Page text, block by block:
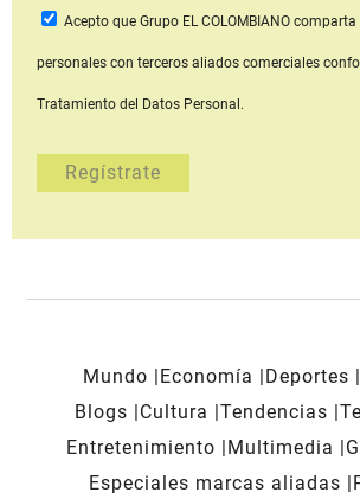
Acepto que Grupo EL COLOMBIANOcomparta
personales con terceros aliados comerciales
Tratamiento del Datos Personal.
Mundo Economía Deportes
Blogs
Cultura Tendencias
Entretenimiento
Multimedia
Especiales marcas aliadas